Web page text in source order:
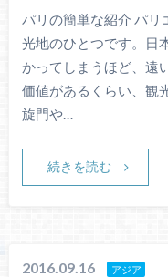
パリの簡単な紹介 パリ
光地のひとつです。日
かってしまうほど、遠
価値があるくらい、観
旋門や…
続きを読む
2016.09.16 アジア